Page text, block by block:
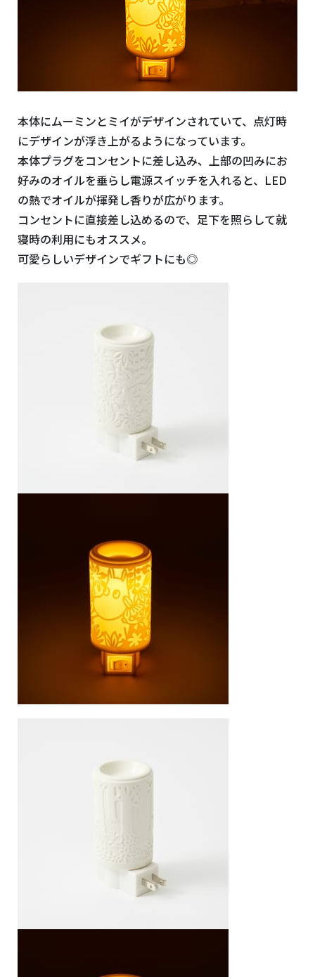
本体にムーミンとミイがデザインされていて、点灯時
にデザインが浮き上がるようになっています。
本体プラグをコンセントに差し込み、上部の凹みにお
好みのオイルを垂らし電源スイッチを入れると、LED
の熱でオイルが揮発し香りが広がります。
コンセントに直接差し込めるので、足下を照らして就
寝時の利用にもオススメ。
可愛らしいデザインでギフトにも◎